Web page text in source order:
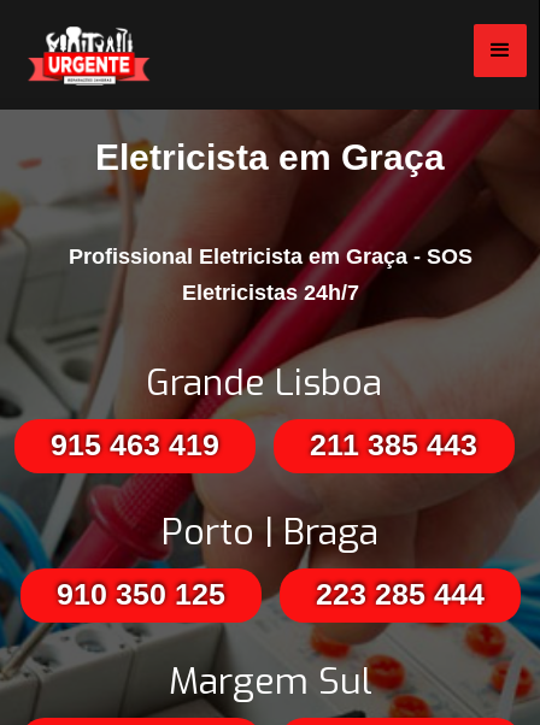
Eletricista em Graça
Profissional Eletricista em Graça - SOS
Eletricistas 24h/7
Grande Lisboa
915 463 419 211 385 443
Porto | Braga
910 350 125 223 285 444
Margem Sul